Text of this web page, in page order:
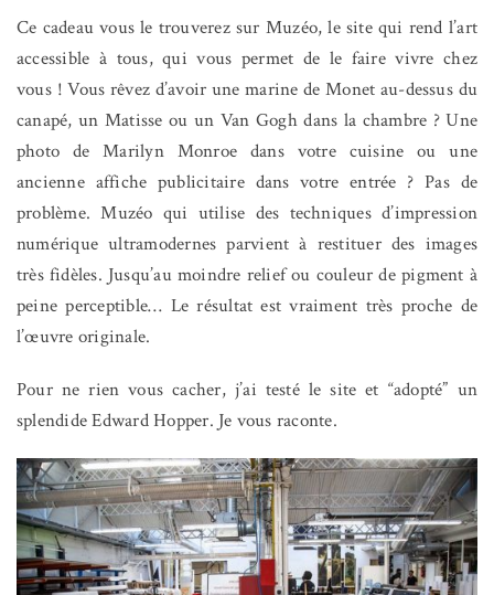
Ce cadeau vous le trouverez sur Muzéo, le site qui rend l’art
accessible à tous, qui vous permet de le faire vivre chez
vous ! Vous rêvez d’avoir une marine de Monet au-dessus du
canapé, un Matisse ou un Van Gogh dans la chambre ? Une
photo de Marilyn Monroe dans votre cuisine ou une
ancienne affiche publicitaire dans votre entrée ? Pas de
problème. Muzéo qui utilise des techniques d’impression
numérique ultramodernes parvient à restituer des images
très fidèles. Jusqu’au moindre relief ou couleur de pigment à
peine perceptible… Le résultat est vraiment très proche de
l’œuvre originale.
Pour ne rien vous cacher, j’ai testé le site et “adopté” un
splendide Edward Hopper. Je vous raconte.